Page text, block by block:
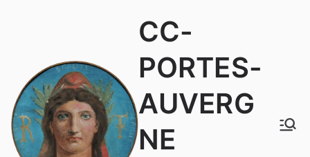
CC-
PORTES-
AUVERG
NE